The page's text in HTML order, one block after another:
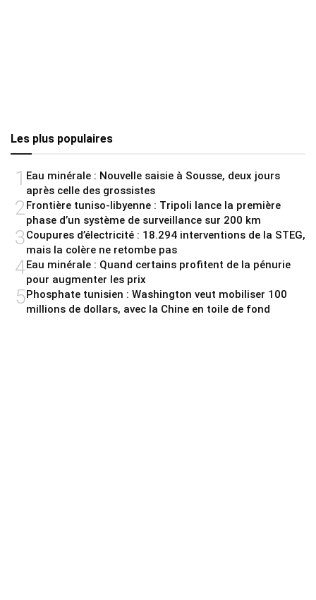
Les plus populaires
1 Eau minérale : Nouvelle saisie à Sousse, deux jours
après celle des grossistes
2 Frontière tuniso-libyenne : Tripoli lance la première
phase d’un système de surveillance sur 200 km
3Coupures d’électricité : 18.294 interventions de la STEG,
mais la colère ne retombe pas
4Eau minérale : Quand certains profitent de la pénurie
pour augmenter les prix
5Phosphate tunisien : Washington veut mobiliser 100
millions de dollars, avec la Chine en toile de fond